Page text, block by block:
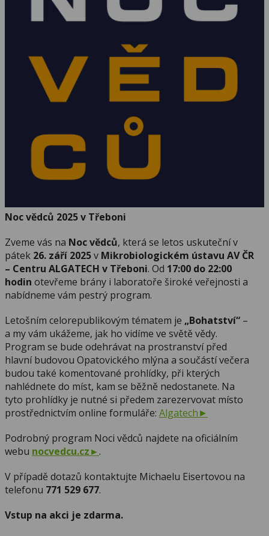
Noc vědců 2025 v Třeboni
Zveme vás na Noc vědců, která se letos uskuteční v
pátek 26. září 2025v Mikrobiologickém ústavu AV ČR
– Centru ALGATECH v Třeboni. Od 17:00 do 22:00
hodin otevřeme brány i laboratoře široké veřejnosti a
nabídneme vám pestrý program.
Letošním celorepublikovým tématem je „Bohatství“ –
a my vám ukážeme, jak ho vidíme ve světě vědy.
Program se bude odehrávat na prostranství před
hlavní budovou Opatovického mlýna a součástí večera
budou také komentované prohlídky, při kterých
nahlédnete do míst, kam se běžně nedostanete. Na
tyto prohlídky je nutné si předem zarezervovat místo
prostřednictvím online formuláře: Algatech
Podrobný program Noci vědců najdete na oficiálním
webu nocvedcu.cz
.
V případě dotazů kontaktujte Michaelu Eisertovou na
telefonu 771 529 677.
Vstup na akci je zdarma.